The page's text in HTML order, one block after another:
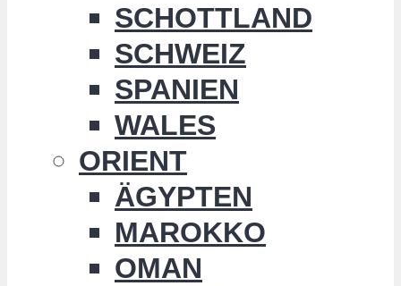
SCHOTTLAND
SCHWEIZ
SPANIEN
WALES
ORIENT
ÄGYPTEN
MAROKKO
OMAN